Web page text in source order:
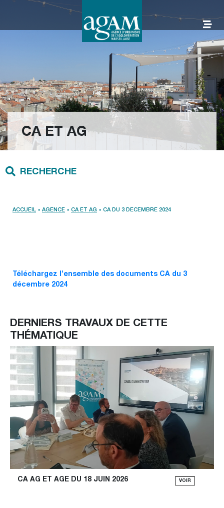
AGAM
CA ET AG
RECHERCHE
ACCUEIL » AGENCE » CA ET AG » CA DU 3 DECEMBRE 2024
Téléchargez l’ensemble des documents CA du 3
décembre 2024
DERNIERS TRAVAUX DE CETTE
THÉMATIQUE
CA AG ET AGE DU 18 JUIN 2026 VOIR